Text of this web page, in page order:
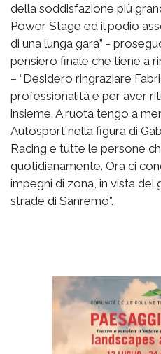
della soddisfazione più
Power Stage ed il podio
di una lunga gara” -
pensiero finale che tiene a
– “Desidero ringraziare
professionalità e per aver
insieme. A ruota tengo a
Autosport nella figura di
Racing e tutte le persone
quotidianamente. Ora ci
impegni di zona, in vista del
strade di Sanremo”.